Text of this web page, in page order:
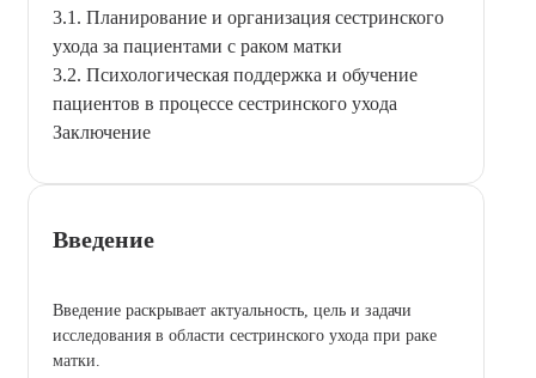
3.1. Планирование и организация сестринского
ухода за пациентами с раком матки
3.2. Психологическая поддержка и обучение
пациентов в процессе сестринского ухода
Заключение
Введение
Введение раскрывает актуальность, цель и задачи
исследования в области сестринского ухода при раке
матки.